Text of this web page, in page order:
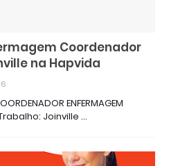
Coordenador
na Hapvida
ENFERMAGEM
Joinville …